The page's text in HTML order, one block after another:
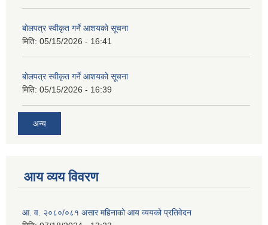
बोलपत्र स्वीकृत गर्ने आशयको सूचना
मिति: 05/15/2026 - 16:41
बोलपत्र स्वीकृत गर्ने आशयको सूचना
मिति: 05/15/2026 - 16:39
अन्य
आय व्यय विवरण
आ. व. २०८०/०८१ असार महिनाको आय व्ययको प्रतिवेदन